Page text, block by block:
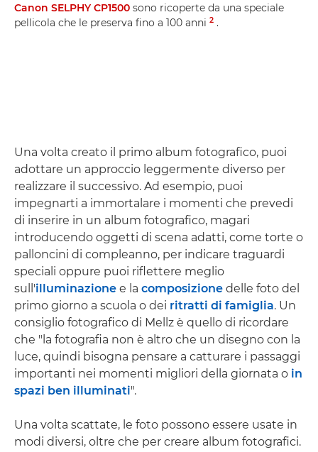
Canon SELPHY CP1500 sono ricoperte da una speciale
pellicola che le preserva fino a 100 anni 2 .
Una volta creato il primo album fotografico, puoi
adottare un approccio leggermente diverso per
realizzare il successivo. Ad esempio, puoi
impegnarti a immortalare i momenti che prevedi
di inserire in un album fotografico, magari
introducendo oggetti di scena adatti, come torte o
palloncini di compleanno, per indicare traguardi
speciali oppure puoi riflettere meglio
sull'illuminazione e la composizione delle foto del
primo giorno a scuola o dei ritratti di famiglia. Un
consiglio fotografico di Mellz è quello di ricordare
che "la fotografia non è altro che un disegno con la
luce, quindi bisogna pensare a catturare i passaggi
importanti nei momenti migliori della giornata o in
spazi ben illuminati".
Una volta scattate, le foto possono essere usate in
modi diversi, oltre che per creare album fotografici.